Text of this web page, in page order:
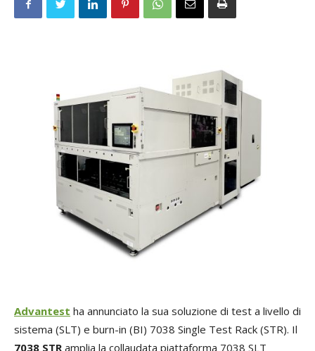
Advantest ha annunciato la sua soluzione di test a livello di
sistema (SLT) e burn-in (BI) 7038 Single Test Rack (STR). Il
7038 STR amplia la collaudata piattaforma 7038 SLT